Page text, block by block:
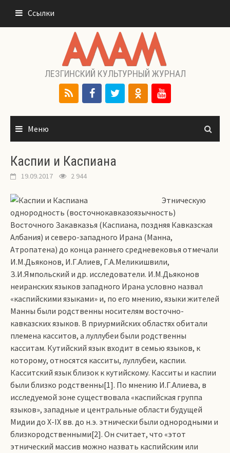
содержимому
Ссылки
ЛЕЗГИНСКИЙ КУЛЬТУРНЫЙ ЖУРНАЛ
Меню
Каспии и Каспиана
19.09.2017 2 944
Этническую
однородность (восточнокавказоязычность)
Восточного Закавказья (Каспиана, поздняя Кавказская
Албания) и северо-западного Ирана (Манна,
Атропатена) до конца раннего средневековья отмечали
И.М.Дьяконов, И.Г.Алиев, Г.А.Меликишвили,
З.И.Ямпольский и др. исследователи. И.М.Дьяконов
неиранских языков западного Ирана условно назвал
«каспийскими языками» и, по его мнению, языки жителей
Манны были родственны носителям восточно-
кавказских языков. В приурмийских областях обитали
племена касситов, а луллубеи были родственны
касситам. Кутийский язык входит в семью языков, к
которому, относятся касситы, луллубеи, каспии.
Касситский язык близок к кутийскому. Касситы и каспии
были близко родственны[1]. По мнению И.Г.Алиева, в
исследуемой зоне существовала «каспийская группа
языков», западные и центральные области будущей
Мидии до Х-IХ вв. до н.э. этнически были однородными и
близкородственными[2]. Он считает, что «этот
этнический массив можно назвать каспийским или